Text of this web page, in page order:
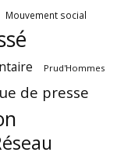
Mouvement social
Prud'Hommes
de presse